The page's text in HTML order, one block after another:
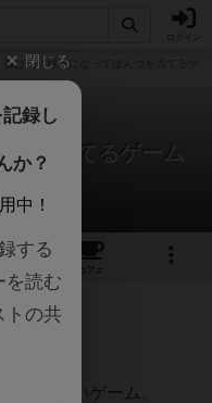
探ぱん / 探偵になってぱんつを当てるゲ
つを当てるゲーム
ー
カフェ
率が高いゲーム。
閉じる
録し
か？
中！
する
を読む
トの共